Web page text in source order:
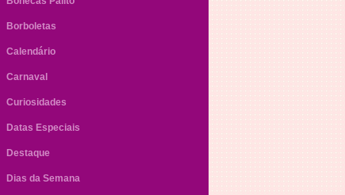
Borboletas
Calendário
Carnaval
Curiosidades
Datas Especiais
Destaque
Dias da Semana